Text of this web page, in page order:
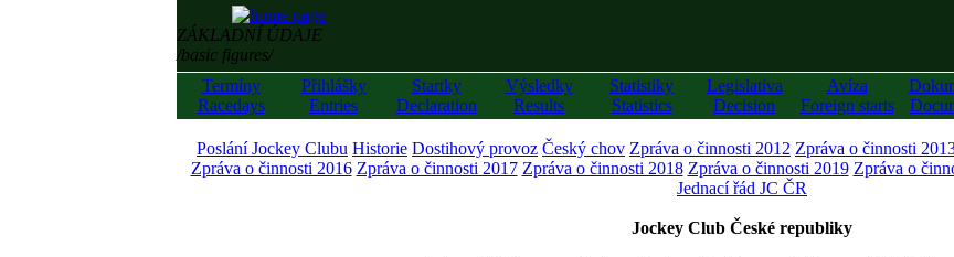
ZÁKLADNÍ ÚDAJE
/basic figures/
Termíny
Racedays
Přihlášky
Entries
Startky
Declaration
Výsledky
Results
Statistiky
Statistics
Legislativa
Decision
Avíza
Foreign starts
Poslání Jockey Clubu Historie Dostihový provoz Český chov Zpráva o činnosti 2012 Zpráva o činnosti
Zpráva o činnosti 2016 Zpráva o činnosti 2017 Zpráva o činnosti 2018 Zpráva o činnosti 2019 Zpráva o
Jednací řád JC ČR
Jockey Club České republiky